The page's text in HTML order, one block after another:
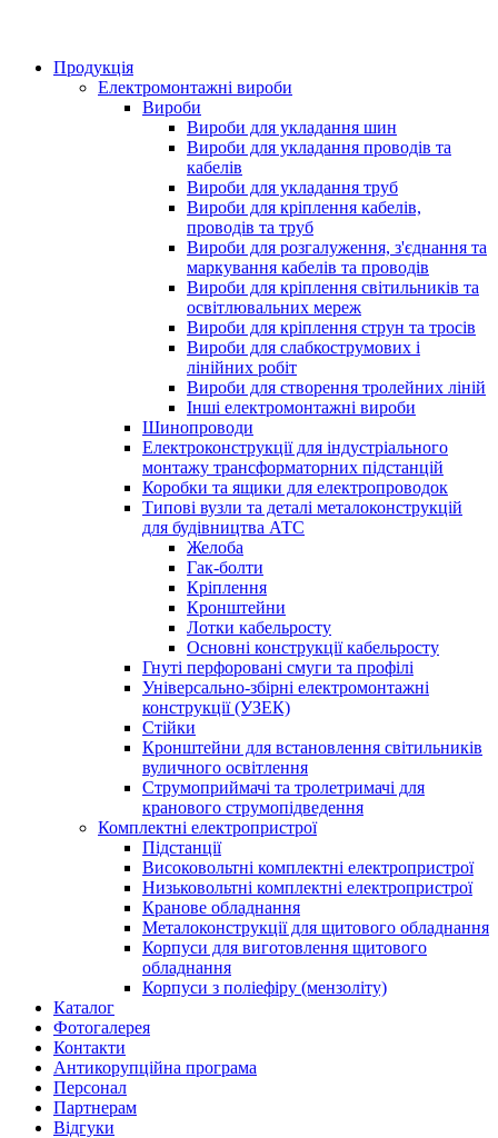
Продукція
Електромонтажні вироби
Вироби
Вироби для укладання шин
Вироби для укладання проводів та
кабелів
Вироби для укладання труб
Вироби для кріплення кабелів,
проводів та труб
Вироби для розгалуження, з'єднання та
маркування кабелів та проводів
Вироби для кріплення світильників та
освітлювальних мереж
Вироби для кріплення струн та тросів
Вироби для слабкострумових і
лінійних робіт
Вироби для створення тролейних ліній
Інші електромонтажні вироби
Шинопроводи
Електроконструкції для індустріального
монтажу трансформаторних підстанцій
Коробки та ящики для електропроводок
Типові вузли та деталі металоконструкцій
для будівництва АТС
Желоба
Гак-болти
Кріплення
Кронштейни
Лотки кабельросту
Основні конструкції кабельросту
Гнуті перфоровані смуги та профілі
Універсально-збірні електромонтажні
конструкції (УЗЕК)
Стійки
Кронштейни для встановлення світильників
вуличного освітлення
Струмоприймачі та тролетримачі для
кранового струмопідведення
Комплектні електропристрої
Підстанції
Високовольтні комплектні електропристрої
Низьковольтні комплектні електропристрої
Кранове обладнання
Металоконструкції для щитового обладнання
Корпуси для виготовлення щитового
обладнання
Корпуси з поліефіру (мензоліту)
Каталог
Фотогалерея
Контакти
Антикорупційна програма
Персонал
Партнерам
Відгуки